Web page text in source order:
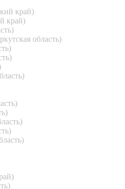
край)
край)
область)